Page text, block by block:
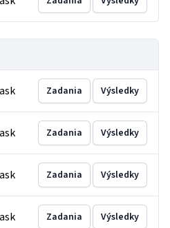
Zadania Výsledky
Zadania Výsledky
Zadania Výsledky
Zadania Výsledky